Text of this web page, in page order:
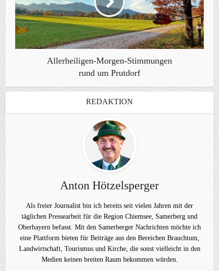
Allerheiligen-Morgen-Stimmungen
rund um Prutdorf
REDAKTION
Anton Hötzelsperger
Als freier Journalist bin ich bereits seit vielen Jahren mit der
täglichen Pressearbeit für die Region Chiemsee, Samerberg und
Oberbayern befasst. Mit den Samerberger Nachrichten möchte ich
eine Plattform bieten für Beiträge aus den Bereichen Brauchtum,
Landwirtschaft, Tourismus und Kirche, die sonst vielleicht in den
Medien keinen breiten Raum bekommen würden.